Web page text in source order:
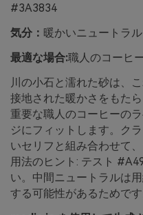
#3A3834
気分： 暖かいニュートラ
最適な場合:職人のコーヒ
川の小石と濡れた砂は、
接地された暖かさをもた
重要な職人のコーヒーの
ジにフィットします。ク
いセリフと組み合わせて
用法のヒント: テスト
い。中間ニュートラルは
する可能性があるためです